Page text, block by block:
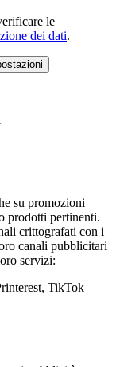
le
dei dati.
su promozioni
prodotti pertinenti.
crittografati con i
canali pubblicitari
servizi:
TikTok